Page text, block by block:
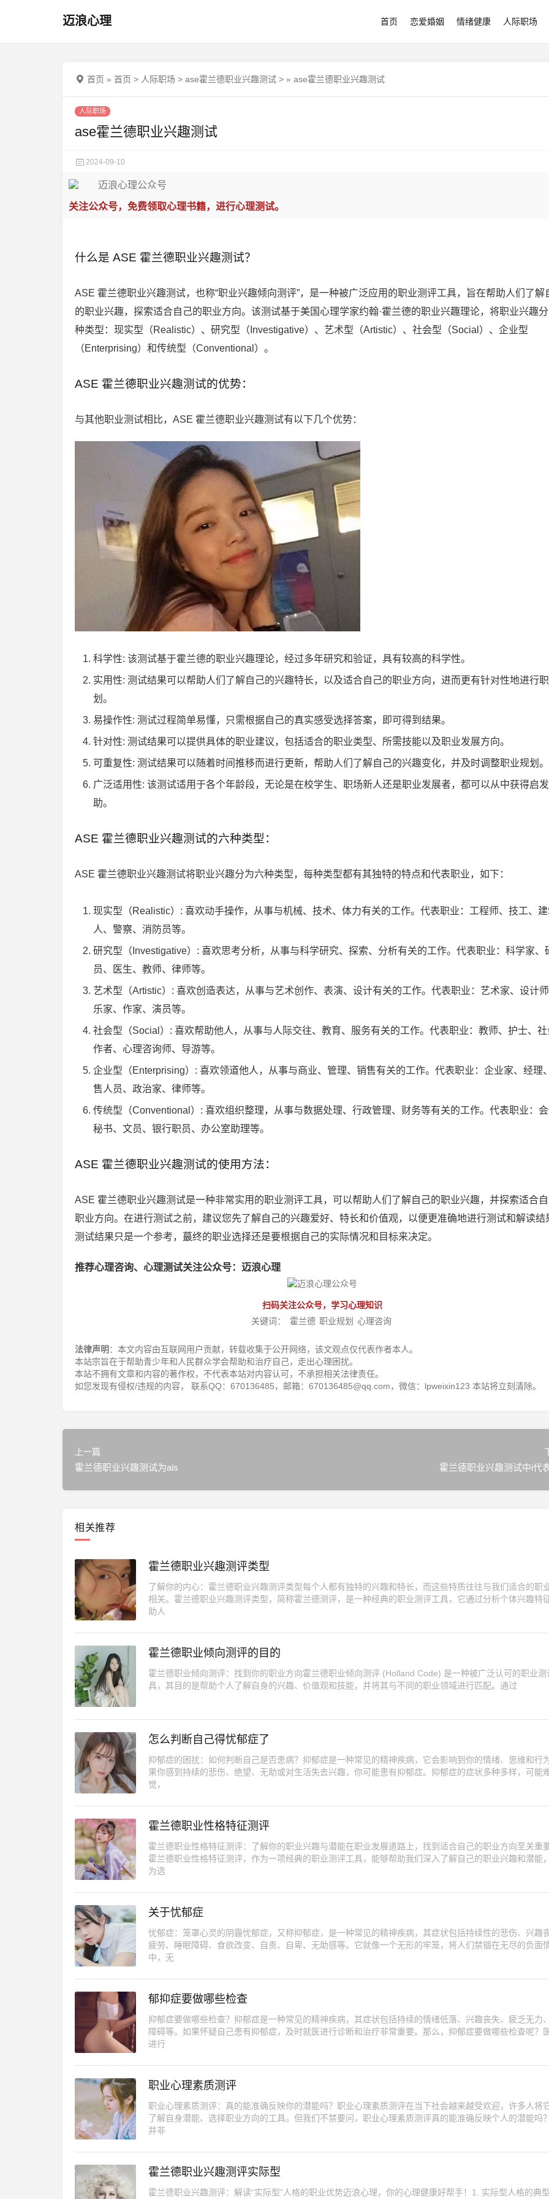
迈浪心理 首页 恋爱婚姻 情绪健康 人际职场
首页 » 首页 > 人际职场 > ase霍兰德职业兴趣测试 > » ase霍兰德职业兴趣测试
人际职场
ase霍兰德职业兴趣测试
2024-09-10
关注公众号，免费领取心理书籍，进行心理测试。
什么是 ASE 霍兰德职业兴趣测试？
ASE 霍兰德职业兴趣测试，也称“职业兴趣倾向测评”，是一种被广泛应用的职业测评工具，旨在帮助人们了解
的职业兴趣，探索适合自己的职业方向。该测试基于美国心理学家约翰·霍兰德的职业兴趣理论，将职业兴趣
种类型：现实型（Realistic）、研究型（Investigative）、艺术型（Artistic）、社会型（Social）、企业型
（Enterprising）和传统型（Conventional）。
ASE 霍兰德职业兴趣测试的优势：
与其他职业测试相比，ASE 霍兰德职业兴趣测试有以下几个优势：
科学性: 该测试基于霍兰德的职业兴趣理论，经过多年研究和验证，具有较高的科学性。
实用性: 测试结果可以帮助人们了解自己的兴趣特长，以及适合自己的职业方向，进而更有针对性地进行
划。
易操作性: 测试过程简单易懂，只需根据自己的真实感受选择答案，即可得到结果。
针对性: 测试结果可以提供具体的职业建议，包括适合的职业类型、所需技能以及职业发展方向。
可重复性: 测试结果可以随着时间推移而进行更新，帮助人们了解自己的兴趣变化，并及时调整职业规划。
广泛适用性: 该测试适用于各个年龄段，无论是在校学生、职场新人还是职业发展者，都可以从中获得启
助。
ASE 霍兰德职业兴趣测试的六种类型：
ASE 霍兰德职业兴趣测试将职业兴趣分为六种类型，每种类型都有其独特的特点和代表职业，如下：
现实型（Realistic）: 喜欢动手操作，从事与机械、技术、体力有关的工作。代表职业：工程师、技工、
人、警察、消防员等。
研究型（Investigative）: 喜欢思考分析，从事与科学研究、探索、分析有关的工作。代表职业：科学家、
员、医生、教师、律师等。
艺术型（Artistic）: 喜欢创造表达，从事与艺术创作、表演、设计有关的工作。代表职业：艺术家、设计
乐家、作家、演员等。
社会型（Social）: 喜欢帮助他人，从事与人际交往、教育、服务有关的工作。代表职业：教师、护士、社
作者、心理咨询师、导游等。
企业型（Enterprising）: 喜欢领道他人，从事与商业、管理、销售有关的工作。代表职业：企业家、经理
售人员、政治家、律师等。
传统型（Conventional）: 喜欢组织整理，从事与数据处理、行政管理、财务等有关的工作。代表职业：会
秘书、文员、银行职员、办公室助理等。
ASE 霍兰德职业兴趣测试的使用方法：
ASE 霍兰德职业兴趣测试是一种非常实用的职业测评工具，可以帮助人们了解自己的职业兴趣，并探索适合
职业方向。在进行测试之前，建议您先了解自己的兴趣爱好、特长和价值观，以便更准确地进行测试和解读结
测试结果只是一个参考，蕞终的职业选择还是要根据自己的实际情况和目标来决定。
推荐心理咨询、心理测试关注公众号：迈浪心理
扫码关注公众号，学习心理知识
关键词：
霍兰德 职业规划 心理咨询
法律声明 ：本文内容由互联网用户贡献，转载收集于公开网络，该文观点仅代表作者本人。
本站宗旨在于帮助青少年和人民群众学会帮助和治疗自己，走出心理困扰。
本站不拥有文章和内容的著作权，不代表本站对内容认可，不承担相关法律责任。
如您发现有侵权/违规的内容， 联系QQ：670136485，邮箱：670136485@qq.com，微信：lpweixin123 本站将立刻清除。
上一篇
霍兰德职业兴趣测试为ais 霍兰德职业兴趣测试中i代
相关推荐
霍兰德职业兴趣测评类型
了解你的内心：霍兰德职业兴趣测评类型每个人都有独特的兴趣和特长，而这些特质往往与我们适合的职
相关。霍兰德职业兴趣测评类型，简称霍兰德测评，是一种经典的职业测评工具，它通过分析个体兴趣特
助人
霍兰德职业倾向测评的目的
霍兰德职业倾向测评：找到你的职业方向霍兰德职业倾向测评 (Holland Code) 是一种被广泛认可的职业测
具，其目的是帮助个人了解自身的兴趣、价值观和技能，并将其与不同的职业领域进行匹配。通过
怎么判断自己得忧郁症了
抑郁症的困扰：如何判断自己是否患病？抑郁症是一种常见的精神疾病，它会影响到你的情绪、思维和行
果你感到持续的悲伤、绝望、无助或对生活失去兴趣，你可能患有抑郁症。抑郁症的症状多种多样，可能
觉，
霍兰德职业性格特征测评
霍兰德职业性格特征测评：了解你的职业兴趣与潜能在职业发展道路上，找到适合自己的职业方向至关重
霍兰德职业性格特征测评，作为一项经典的职业测评工具，能够帮助我们深入了解自己的职业兴趣和潜能
为选
关于忧郁症
忧郁症：笼罩心灵的阴霾忧郁症，又称抑郁症，是一种常见的精神疾病，其症状包括持续性的悲伤、兴趣丧
疲劳、睡眠障碍、食欲改变、自责、自卑、无助感等。它就像一个无形的牢笼，将人们禁锢在无尽的负面
中，无
郁抑症要做哪些检查
抑郁症要做哪些检查？抑郁症是一种常见的精神疾病，其症状包括持续的情绪低落、兴趣丧失、疲乏无力
障碍等。如果怀疑自己患有抑郁症，及时就医进行诊断和治疗非常重要。那么，抑郁症要做哪些检查呢？
进行
职业心理素质测评
职业心理素质测评：真的能准确反映你的潜能吗？职业心理素质测评在当下社会越来越受欢迎，许多人将
了解自身潜能、选择职业方向的工具。但我们不禁要问，职业心理素质测评真的能准确反映个人的潜能吗
并非
霍兰德职业兴趣测评实际型
霍兰德职业兴趣测评：解读“实际型”人格的职业优势迈浪心理，你的心理健康好帮手！1. 实际型人格的典